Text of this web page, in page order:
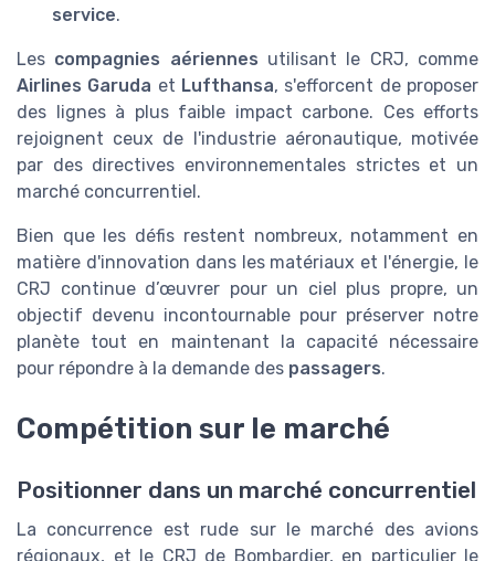
service.
Les compagnies aériennes utilisant le CRJ, comme
Airlines Garuda et Lufthansa, s'efforcent de proposer
des lignes à plus faible impact carbone. Ces efforts
rejoignent ceux de l'industrie aéronautique, motivée
par des directives environnementales strictes et un
marché concurrentiel.
Bien que les défis restent nombreux, notamment en
matière d'innovation dans les matériaux et l'énergie, le
CRJ continue d’œuvrer pour un ciel plus propre, un
objectif devenu incontournable pour préserver notre
planète tout en maintenant la capacité nécessaire
pour répondre à la demande des passagers.
Compétition sur le marché
Positionner dans un marché concurrentiel
La concurrence est rude sur le marché des avions
régionaux, et le CRJ de Bombardier, en particulier le